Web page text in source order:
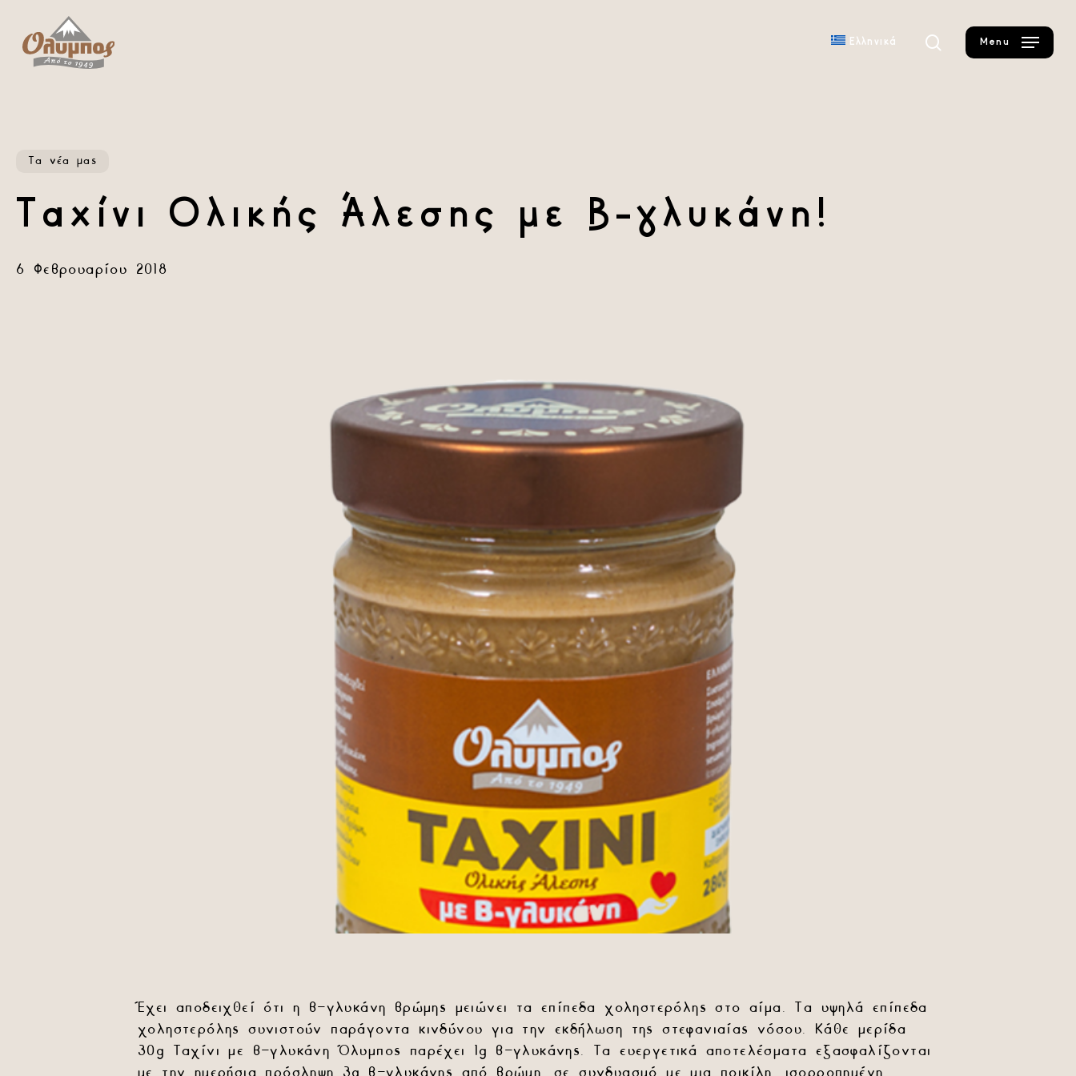
main
Ελληνικά searchMenu
Τα νέα μας
Ταχίνι Ολικής Άλεσης με Β-γλυκάνη!
6 Φεβρουαρίου 2018
Έχει αποδειχθεί ότι η β-γλυκάνη βρώμης μειώνει τα επίπεδα χοληστερόλης στο αίμα. Τα υψηλά επίπεδα
χοληστερόλης συνιστούν παράγοντα κινδύνου για την εκδήλωση της στεφανιαίας νόσου. Κάθε μερίδα
30g Ταχίνι με β-γλυκάνη Όλυμπος παρέχει 1g β-γλυκάνης. Τα ευεργετικά αποτελέσματα εξασφαλίζονται